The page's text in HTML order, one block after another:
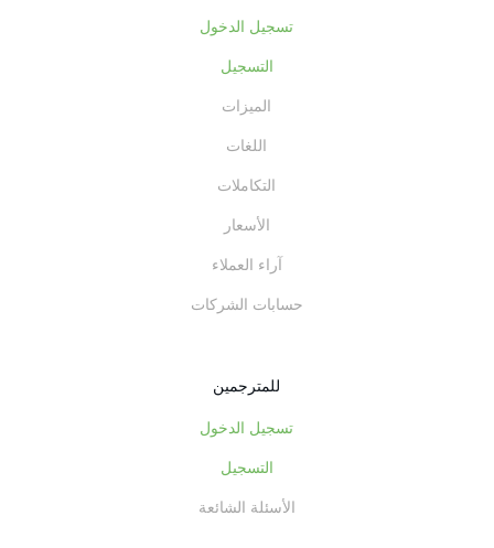
تسجيل الدخول
التسجيل
الميزات
اللغات
التكاملات
الأسعار
آراء العملاء
حسابات الشركات
للمترجمين
تسجيل الدخول
التسجيل
الأسئلة الشائعة